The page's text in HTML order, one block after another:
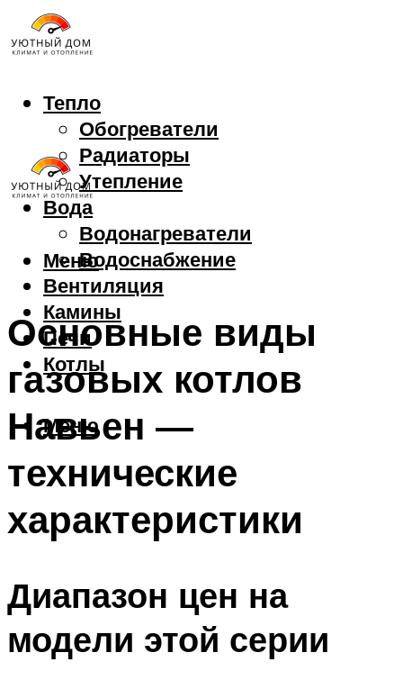
Тепло
Обогреватели
Радиаторы
Утепление
Вода
Водонагреватели
Водоснабжение
Вентиляция
Камины
Печи
Котлы
Меню
Меню
Основные виды
газовых котлов
Навьен —
технические
характеристики
Диапазон цен на
модели этой серии